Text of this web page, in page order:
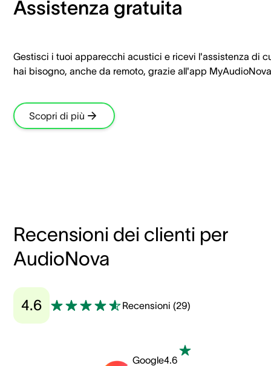
Assistenza gratuita
Gestisci i tuoi apparecchi acustici e ricevi l'assistenza di
hai bisogno, anche da remoto, grazie all'app
Scopri di più
Recensioni dei clienti per
AudioNova
4.6 Recensioni (29)
Google4.6